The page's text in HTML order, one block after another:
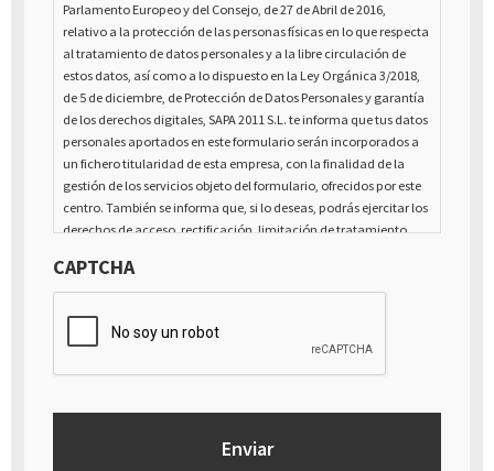
Parlamento Europeo y del Consejo, de 27 de Abril de 2016,
relativo a la protección de las personas físicas en lo que respecta
al tratamiento de datos personales y a la libre circulación de
estos datos, así como a lo dispuesto en la Ley Orgánica 3/2018,
de 5 de diciembre, de Protección de Datos Personales y garantía
de los derechos digitales, SAPA 2011 S.L. te informa que tus datos
personales aportados en este formulario serán incorporados a
un fichero titularidad de esta empresa, con la finalidad de la
gestión de los servicios objeto del formulario, ofrecidos por este
centro. También se informa que, si lo deseas, podrás ejercitar los
derechos de acceso, rectificación, limitación de tratamiento,
de carácter personal, así como a la retirada del consentimiento
prestado para el tratamiento de los mismos, mediante escrito
dirigido a la dirección Calle Italia núm. 1 Alfaz del Pí (03580),
Alicante - España
CAPTCHA